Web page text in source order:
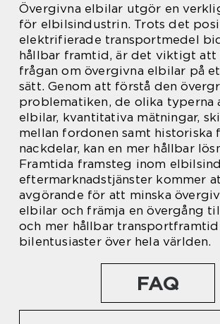
Övergivna elbilar utgör en
för elbilsindustrin. Trots det
elektrifierade transportmedel
hållbar framtid, är det viktigt att
frågan om övergivna elbilar på
sätt. Genom att förstå den
problematiken, de olika typerna
elbilar, kvantitativa mätningar,
mellan fordonen samt historiska
nackdelar, kan en mer hållbar
Framtida framsteg inom
eftermarknadstjänster kommer
avgörande för att minska
elbilar och främja en övergång
och mer hållbar
bilentusiaster över hela världen.
FAQ